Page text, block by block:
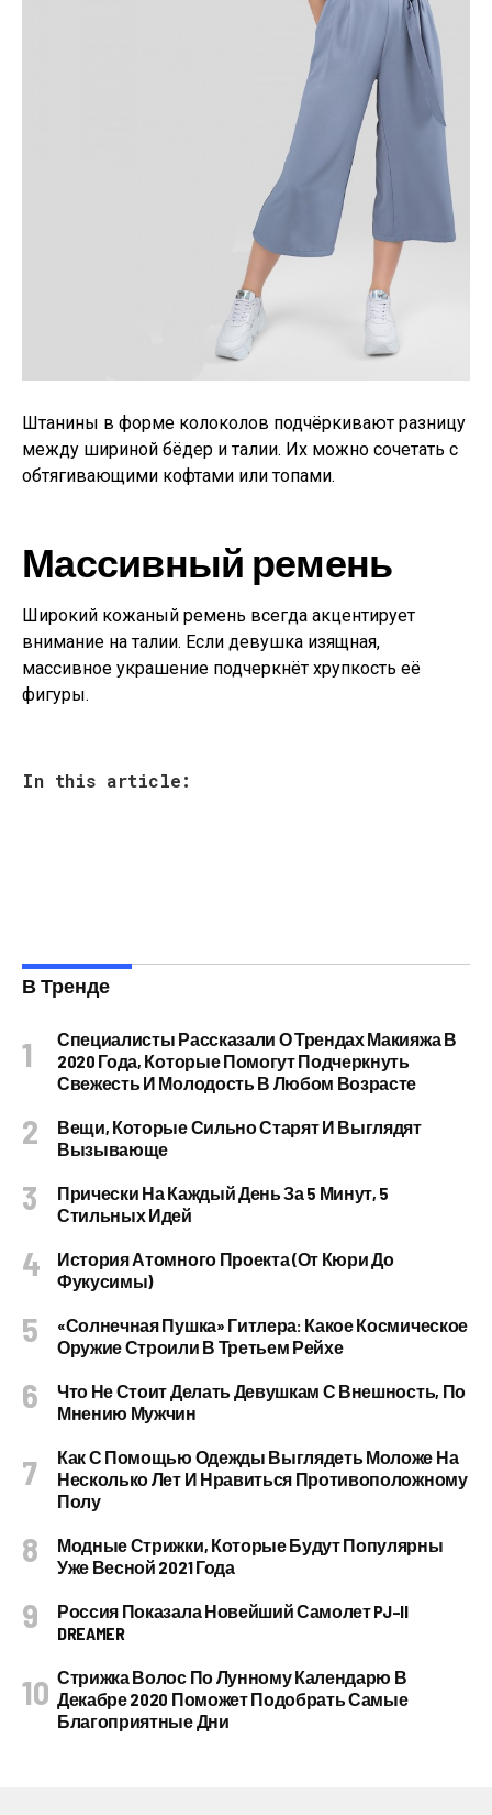
Штанины в форме колоколов подчёркивают разницу
между шириной бёдер и талии. Их можно сочетать с
обтягивающими кофтами или топами.
Массивный ремень
Широкий кожаный ремень всегда акцентирует
внимание на талии. Если девушка изящная,
массивное украшение подчеркнёт хрупкость её
фигуры.
In this article:
В Тренде
Специалисты Рассказали О Трендах Макияжа В
2020 Года, Которые Помогут Подчеркнуть
Свежесть И Молодость В Любом Возрасте
Вещи, Которые Сильно Старят И Выглядят
Вызывающе
Прически На Каждый День За 5 Минут, 5
Стильных Идей
История Атомного Проекта (от Кюри До
Фукусимы)
«Солнечная Пушка» Гитлера: Какое Космическое
Оружие Строили В Третьем Рейхе
Что Не Стоит Делать Девушкам С Внешность, По
Мнению Мужчин
Как С Помощью Одежды Выглядеть Моложе На
Несколько Лет И Нравиться Противоположному
Полу
Модные Стрижки, Которые Будут Популярны
Уже Весной 2021 Года
Россия Показала Новейший Самолет PJ–II
DREAMER
Стрижка Волос По Лунному Календарю В
Декабре 2020 Поможет Подобрать Самые
Благоприятные Дни